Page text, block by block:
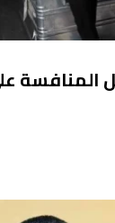
المنافسة